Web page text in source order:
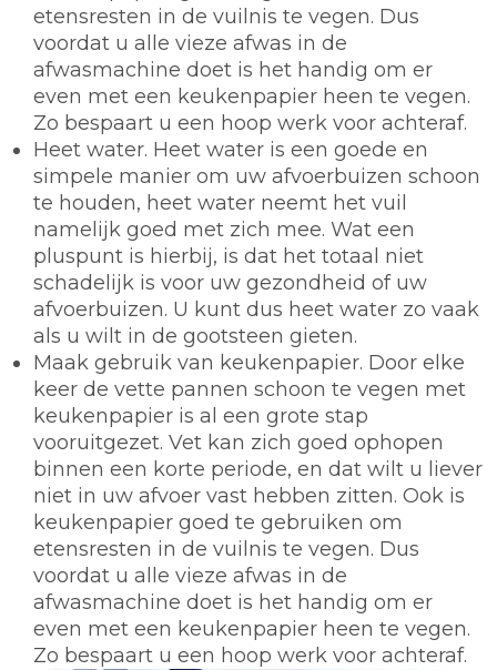
etensresten in de vuilnis te vegen. Dus
voordat u alle vieze afwas in de
afwasmachine doet is het handig om er
even met een keukenpapier heen te vegen.
Zo bespaart u een hoop werk voor achteraf.
Heet water. Heet water is een goede en
simpele manier om uw afvoerbuizen schoon
te houden, heet water neemt het vuil
namelijk goed met zich mee. Wat een
pluspunt is hierbij, is dat het totaal niet
schadelijk is voor uw gezondheid of uw
afvoerbuizen. U kunt dus heet water zo vaak
als u wilt in de gootsteen gieten.
Maak gebruik van keukenpapier. Door elke
keer de vette pannen schoon te vegen met
keukenpapier is al een grote stap
vooruitgezet. Vet kan zich goed ophopen
binnen een korte periode, en dat wilt u liever
niet in uw afvoer vast hebben zitten. Ook is
keukenpapier goed te gebruiken om
etensresten in de vuilnis te vegen. Dus
voordat u alle vieze afwas in de
afwasmachine doet is het handig om er
even met een keukenpapier heen te vegen.
Zo bespaart u een hoop werk voor achteraf.